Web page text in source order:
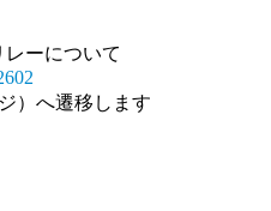
レーについて
）へ遷移します